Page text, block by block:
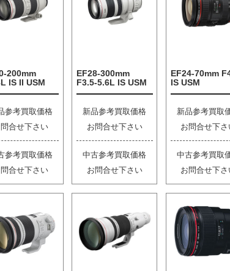
200mm
IS II USM
参考買取価格
合せ下さい
参考買取価格
合せ下さい
EF28-300mm
F3.5-5.6L IS USM
新品参考買取価格
お問合せ下さい
中古参考買取価格
お問合せ下さい
EF24-70mm
IS USM
新品参考買取
お問合せ下さ
中古参考買取
お問合せ下さ